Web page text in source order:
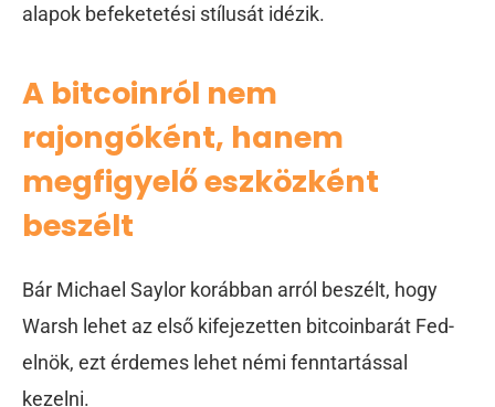
alapok befeketetési stílusát idézik.
A bitcoinról nem
rajongóként, hanem
megfigyelő eszközként
beszélt
Bár Michael Saylor korábban arról beszélt, hogy
Warsh lehet az első kifejezetten bitcoinbarát Fed-
elnök, ezt érdemes lehet némi fenntartással
kezelni.